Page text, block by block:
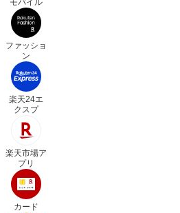
モバイル
ファッショ
ン
楽天24エ
クスプ
楽天市場ア
プリ
カード